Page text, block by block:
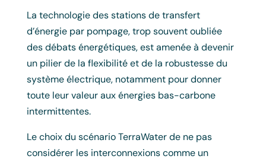
La technologie des stations de transfert
d’énergie par pompage, trop souvent oubliée
des débats énergétiques, est amenée à devenir
un pilier de la flexibilité et de la robustesse du
système électrique, notamment pour donner
toute leur valeur aux énergies bas-carbone
intermittentes.
Le choix du scénario TerraWater de ne pas
considérer les interconnexions comme un